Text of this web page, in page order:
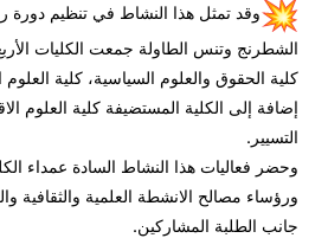
وقد تمثل هذا النشاط في تنظيم دورة
الشطرنج وتنس الطاولة جمعت الكليات
كلية الحقوق والعلوم السياسية، كلية العلوم
إضافة إلى الكلية المستضيفة كلية العلوم
التسيير.
وحضر فعاليات هذا النشاط السادة عمداء
ورؤساء مصالح الانشطة العلمية والثقافية
جانب الطلبة المشاركين.